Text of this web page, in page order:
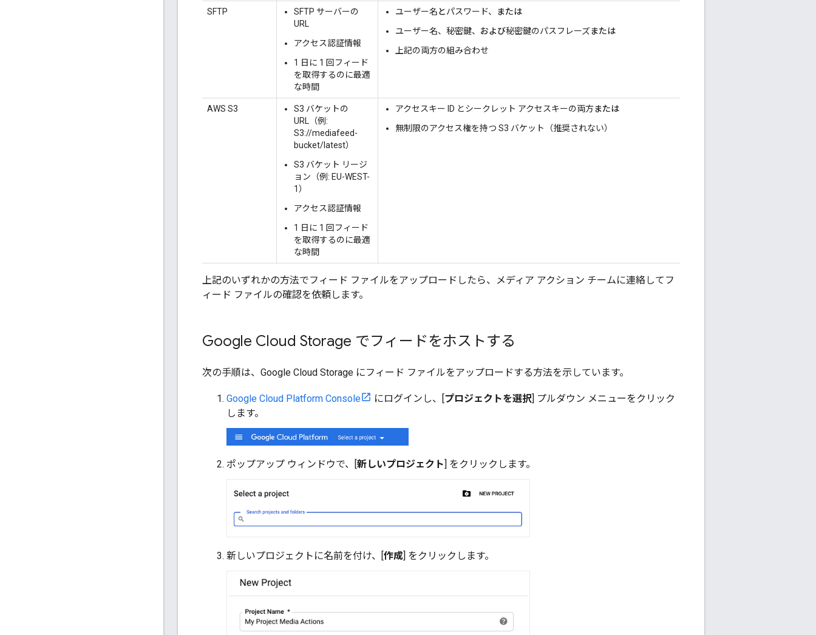
SFTP
SFTP サーバーの
URL
アクセス認証情報
1 日に 1 回フィード
を取得するのに最適
な時間
ユーザー名とパスワード、
または
ユーザー名、秘密鍵、 および秘密鍵のパスフレーズまたは
上記の両方の組み合わせ
AWS S3
S3 バケットの
URL（例:
S3://mediafeed-
bucket/latest）
S3 バケット リージ
ョン（例: EU-WEST-
1）
アクセス認証情報
1 日に 1 回フィード
を取得するのに最適
な時間
アクセスキー ID とシークレット アクセスキーの両方または
無制限のアクセス権を持つ S3 バケット（推奨されない）
上記のいずれかの方法でフィード ファイルをアップロードしたら、メディア アクション チームに連絡してフ
ィード ファイルの確認を依頼します。
Google Cloud Storage でフィードをホストする
次の手順は、Google Cloud Storage にフィード ファイルをアップロードする方法を示しています。
Google Cloud Platform Console にログインし、[プロジェクトを選択] プルダウン メニューをクリック
します。
ポップアップ ウィンドウで、[ 新しいプロジェクト ] をクリックします。
新しいプロジェクトに名前を付け、[作成] をクリックします。